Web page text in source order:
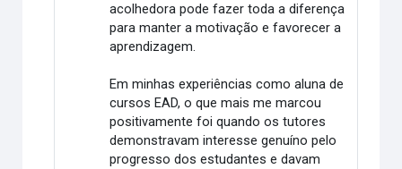
acolhedora pode fazer toda a diferença
para manter a motivação e favorecer a
aprendizagem.
Em minhas experiências como aluna de
cursos EAD, o que mais me marcou
positivamente foi quando os tutores
demonstravam interesse genuíno pelo
progresso dos estudantes e davam